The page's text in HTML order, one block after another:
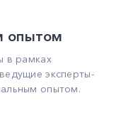
опытом
в рамках
эксперты-
опытом.